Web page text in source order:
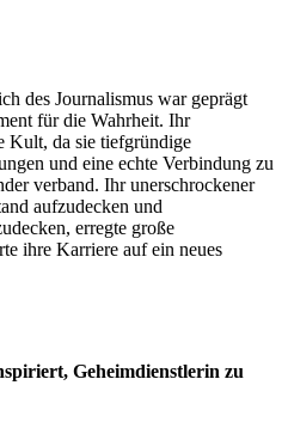
des Journalismus war geprägt
für die Wahrheit. Ihr
Kult, da sie tiefgründige
und eine echte Verbindung zu
verband. Ihr unerschrockener
aufzudecken und
erregte große
ihre Karriere auf ein neues
Geheimdienstlerin zu